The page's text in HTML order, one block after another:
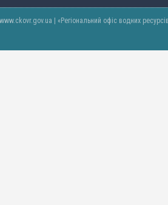
| «Регіональний офіс водних